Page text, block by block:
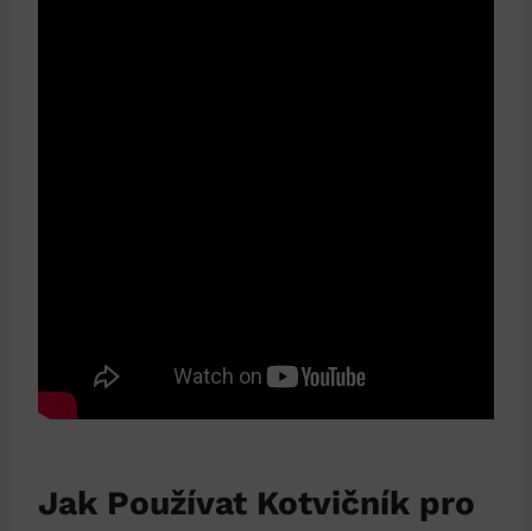
Jak Používat Kotvičník pro